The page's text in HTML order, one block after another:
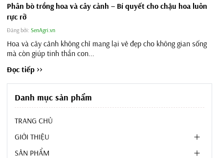
Phân bò trồng hoa và cây cảnh – Bí quyết cho chậu hoa luôn
rực rỡ
Đăng bởi: SenAgri.vn
Hoa và cây cảnh không chỉ mang lại vẻ đẹp cho không gian sống
mà còn giúp tinh thần con...
Đọc tiếp >>
Danh mục sản phẩm
TRANG CHỦ
GIỚI THIỆU
SẢN PHẨM